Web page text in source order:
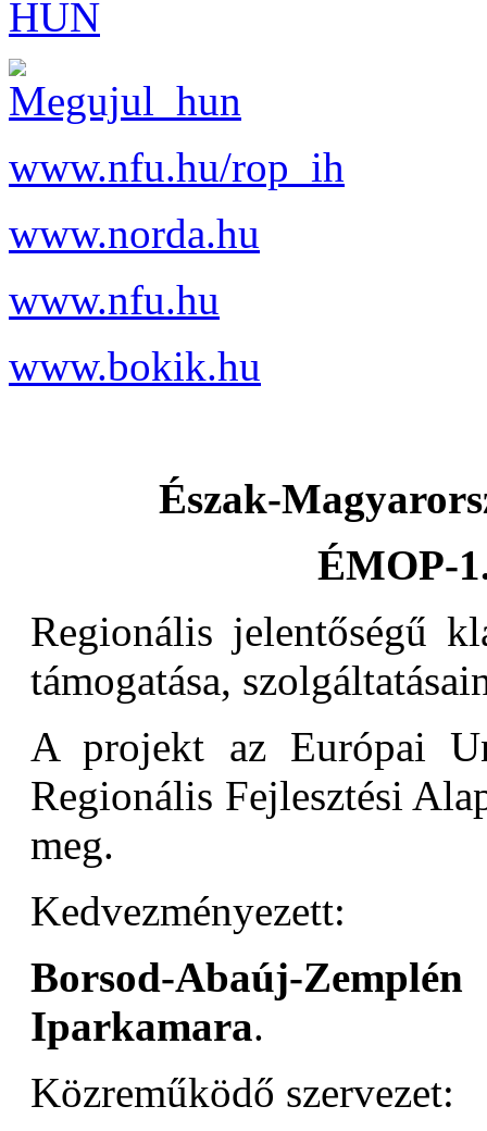
www.nfu.hu/rop_ih
www.norda.hu
www.nfu.hu
www.bokik.hu
Észak-
ÉMOP-
Regionális jelentőségű
támogatása,
A projekt az Európai
Regionális Fejlesztési
meg.
Kedvezményezett:
Borsod-Abaúj-
Iparkamara.
Közreműködő szervezet: